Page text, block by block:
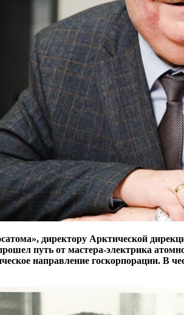
директору Арктической
путь от мастера-электрика
направление госкорпорации.